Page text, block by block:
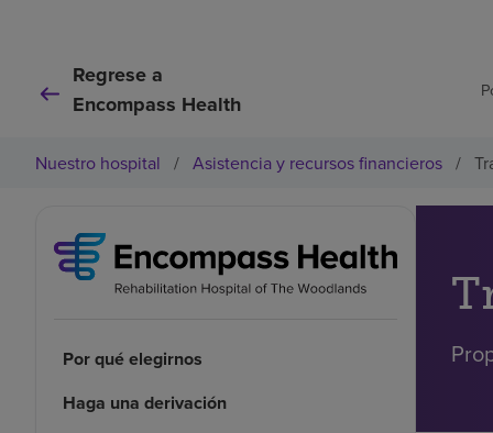
Regrese a
Encompass Health
Nuestro hospital / Asistencia y recursos financieros /
Por qué elegirnos
Haga una derivación